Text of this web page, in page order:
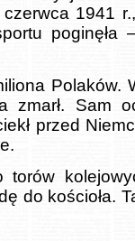
1941
poginęła
Polaków.
zmarł. Sam
przed
do kościoła.